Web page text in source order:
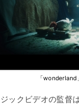
「wonderland
ックビデオの監